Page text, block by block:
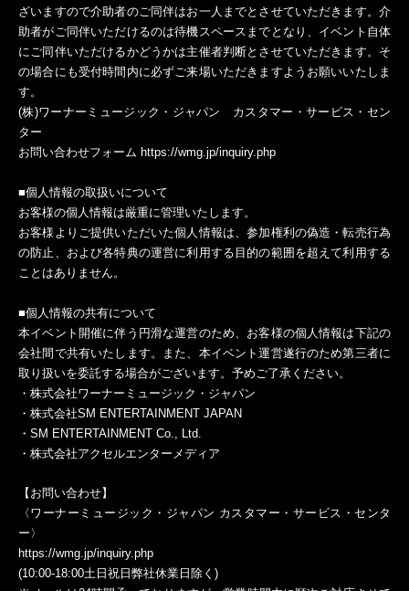
ざいますので介助者のご同伴はお一人までとさせていただきます。介
助者がご同伴いただけるのは待機スペースまでとなり、イベント自体
にご同伴いただけるかどうかは主催者判断とさせていただきます。そ
の場合にも受付時間内に必ずご来場いただきますようお願いいたしま
す。
(株)ワーナーミュージック・ジャパン カスタマー・サービス・セン
ター
お問い合わせフォーム https://wmg.jp/inquiry.php
■個人情報の取扱いについて
お客様の個人情報は厳重に管理いたします。
お客様よりご提供いただいた個人情報は、参加権利の偽造・転売行為
の防止、および各特典の運営に利用する目的の範囲を超えて利用する
ことはありません。
■個人情報の共有について
本イベント開催に伴う円滑な運営のため、お客様の個人情報は下記の
会社間で共有いたします。また、本イベント運営遂行のため第三者に
取り扱いを委託する場合がございます。予めご了承ください。
・株式会社ワーナーミュージック・ジャパン
・株式会社SM ENTERTAINMENT JAPAN
・SM ENTERTAINMENT Co., Ltd.
・株式会社アクセルエンターメディア
【お問い合わせ】
〈ワーナーミュージック・ジャパン カスタマー・サービス・センタ
ー〉
https://wmg.jp/inquiry.php
(10:00-18:00土日祝日弊社休業日除く)